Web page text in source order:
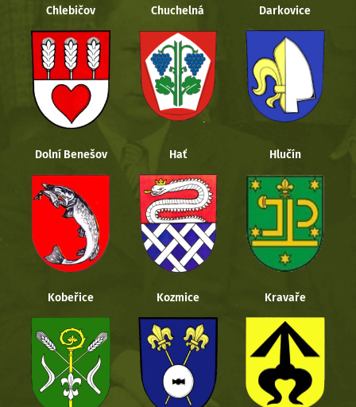
Chlebičov Chuchelná Darkovice
Dolní Benešov Hať Hlučín
Kobeřice Kozmice Kravaře